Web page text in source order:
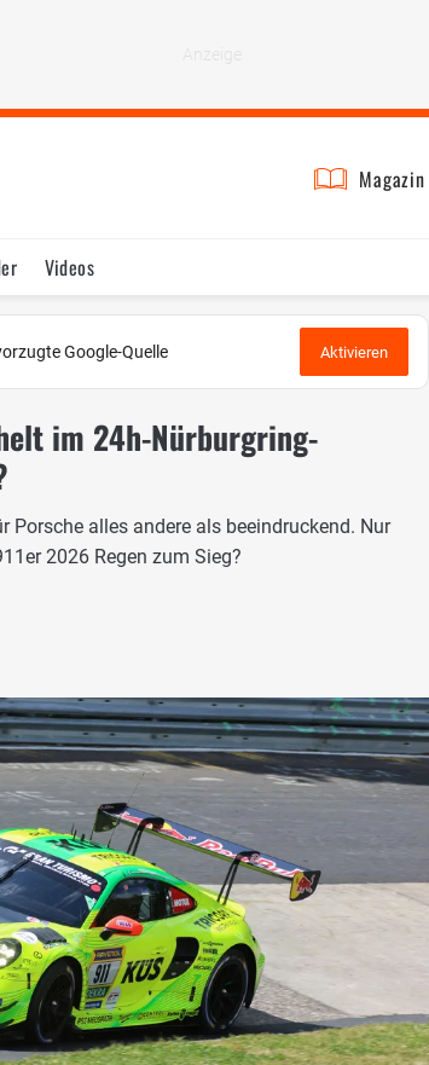
Magazin
Videos
Google-Quelle Aktivieren
im 24h-Nürburgring-
alles andere als beeindruckend. Nur
2026 Regen zum Sieg?